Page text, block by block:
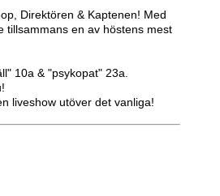
Direktören & Kaptenen! Med
tillsammans en av höstens mest
10a & "psykopat" 23a.
liveshow utöver det vanliga!